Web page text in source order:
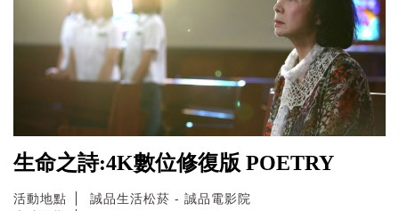
生命之詩:4K數位修復版 POETRY
活動地點
誠品生活松菸 - 誠品電影院